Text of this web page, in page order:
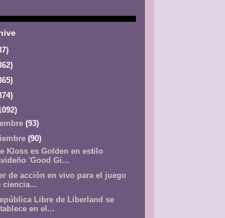
(93)
(90)
Kloss es Golden en estilo
'Good Gi...
de acción en vivo para el juego
ciencia...
Libre de Liberland se
en el...